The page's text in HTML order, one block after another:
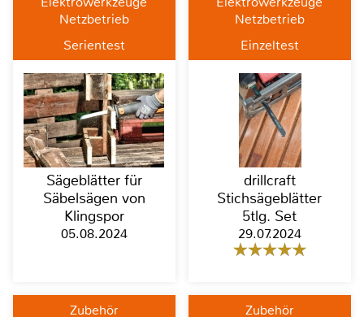
Netzbetrieb
Serientest
Sägeblätter für
Säbelsägen von
Klingspor
05.08.2024
Netzbetrieb
Einzeltest
drillcraft
Stichsägeblätter
5tlg. Set
29.07.2024
Zubehör
Zubehör